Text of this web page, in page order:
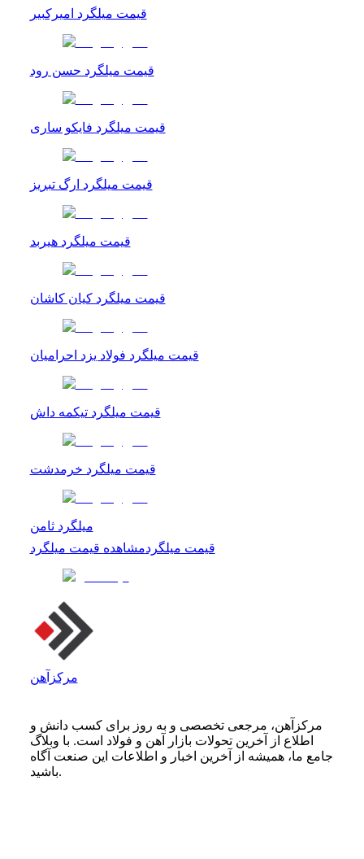
قیمت میلگرد امیرکبیر
قیمت میلگرد حسن رود
قیمت میلگرد فایکو ساری
قیمت میلگرد ارگ تبریز
قیمت میلگرد هیربد
قیمت میلگرد کیان کاشان
قیمت میلگرد فولاد یزد احرامیان
قیمت میلگرد تیکمه داش
قیمت میلگرد خرمدشت
میلگرد ثامن
قیمت میلگردمشاهده قیمت میلگرد
مرکزآهن
مرکزآهن، مرجعی تخصصی و به روز برای کسب دانش و
اطلاع از آخرین تحولات بازار آهن و فولاد است. با وبلاگ
جامع ما، همیشه از آخرین اخبار و اطلاعات این صنعت آگاه
باشید.